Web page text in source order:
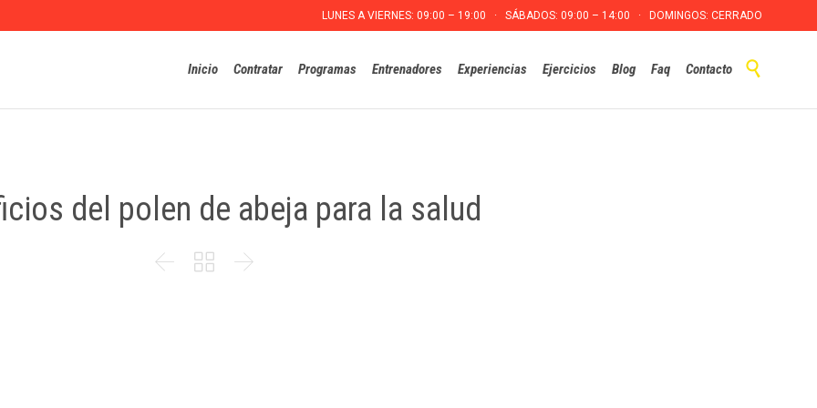
LUNES A VIERNES: 09:00 – 19:00 · SÁBADOS: 09:00 – 14:00 · DOMINGOS: CERRADO
to
Inicio Contratar Programas Entrenadores Experiencias Ejercicios Blog Faq Contacto 
del polen de abeja para la salud
  